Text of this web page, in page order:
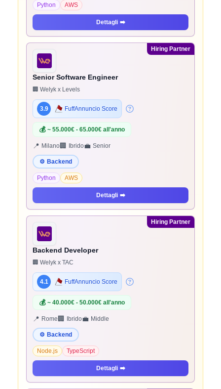
Python AWS
Dettagli ➡️
Hiring Partner
Senior Software Engineer
🏢 Welyk x Levels
3.9 FuffAnnuncio Score
💰 ~ 55.000€ - 65.000€ all'anno
📍 Milano🏢 Ibrido💼 Senior
⚙️ Backend
Python AWS
Dettagli ➡️
Hiring Partner
Backend Developer
🏢 Welyk x TAC
4.1 FuffAnnuncio Score
💰 ~ 40.000€ - 50.000€ all'anno
📍 Rome 🏢 Ibrido💼 Middle
⚙️ Backend
Node.js TypeScript
Dettagli ➡️